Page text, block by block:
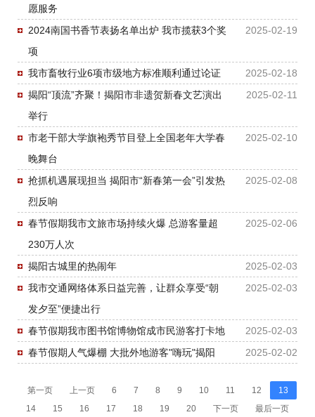
愿服务
2025-02-19
2024南国书香节表扬名单出炉 我市揽获3个奖
项
2025-02-18
我市畜牧行业6项市级地方标准顺利通过论证
2025-02-11
揭阳“顶流”齐聚！揭阳市非遗贺新春文艺演出
举行
2025-02-10
市老干部大学旗袍秀节目登上全国老年大学春
晚舞台
2025-02-08
抢抓机遇展现担当 揭阳市“新春第一会”引发热
烈反响
2025-02-06
春节假期我市文旅市场持续火爆 总游客量超
230万人次
2025-02-03
揭阳古城里的热闹年
2025-02-03
我市交通网络体系日益完善，让群众享受“朝
发夕至”便捷出行
2025-02-03
春节假期我市图书馆博物馆成市民游客打卡地
2025-02-02
春节假期人气爆棚 大批外地游客"嗨玩"揭阳
第一页 上一页 6 7 8 9 10 11 12
13
14
15 16 17 18 19 20 下一页 最后一页